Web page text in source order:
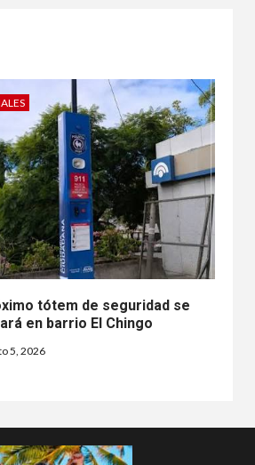
tótem de seguridad se
en barrio El Chingo
5, 2026